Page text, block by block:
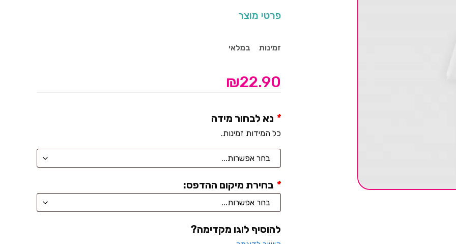
פרטי מוצר
זמינות במלאי
₪22.90
נא לבחור מידה *
כל המידות זמינות.
בחירת מיקום ההדפס: *
להוסיף לוגו מקדימה?